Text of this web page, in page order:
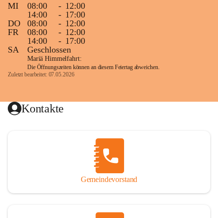
MI
08:00 - 12:00
14:00
- 17:00
DO
08:00 - 12:00
FR
08:00 - 12:00
14:00
- 17:00
SA
Geschlossen
Mariä Himmelfahrt:
Die Öffnungszeiten können an diesem Feiertag abweichen.
Zuletzt bearbeitet: 07.05.2026
Kontakte
Gemeindevorstand